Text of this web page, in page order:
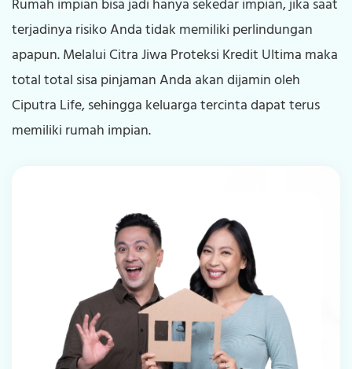
Rumah impian bisa jadi hanya sekedar impian, jika saat
terjadinya risiko Anda tidak memiliki perlindungan
apapun. Melalui Citra Jiwa Proteksi Kredit Ultima maka
total total sisa pinjaman Anda akan dijamin oleh
Ciputra Life, sehingga keluarga tercinta dapat terus
memiliki rumah impian.